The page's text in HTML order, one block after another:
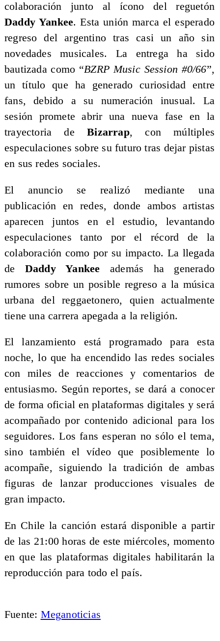
colaboración junto al ícono del reguetón
Daddy Yankee. Esta unión marca el esperado
regreso del argentino tras casi un año sin
novedades musicales. La entrega ha sido
bautizada como “BZRP Music Session #0/66”,
un título que ha generado curiosidad entre
fans, debido a su numeración inusual. La
sesión promete abrir una nueva fase en la
trayectoria deBizarrap, con múltiples
especulaciones sobre su futuro tras dejar pistas
en sus redes sociales.
El anuncio se realizó mediante una
publicación en redes, donde ambos artistas
aparecen juntos en el estudio, levantando
especulaciones tanto por el récord de la
colaboración como por su impacto. La llegada
de Daddy Yankee además ha generado
rumores sobre un posible regreso a la música
urbana del reggaetonero, quien actualmente
tiene una carrera apegada a la religión.
El lanzamiento está programado para esta
noche, lo que ha encendido las redes sociales
con miles de reacciones y comentarios de
entusiasmo. Según reportes, se dará a conocer
de forma oficial en plataformas digitales y será
acompañado por contenido adicional para los
seguidores. Los fans esperan no sólo el tema,
sino también el vídeo que posiblemente lo
acompañe, siguiendo la tradición de ambas
figuras de lanzar producciones visuales de
gran impacto.
En Chile la canción estará disponible a partir
de las 21:00 horas de este miércoles, momento
en que las plataformas digitales habilitarán la
reproducción para todo el país.
Fuente: Meganoticias